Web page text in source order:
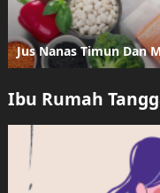
Jus Nanas Timun Dan
Ibu Rumah